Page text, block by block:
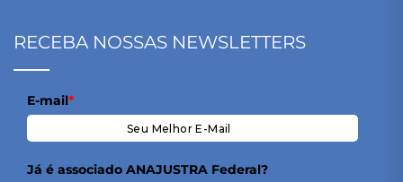
RECEBA NOSSAS NEWSLETTERS
E-mail*
Já é associado ANAJUSTRA Federal?